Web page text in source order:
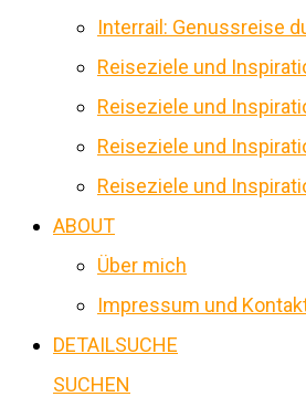
Interrail: Genussreise
Reiseziele und
Reiseziele und
Reiseziele und
Reiseziele und
ABOUT
Über mich
Impressum und
DETAILSUCHE
SUCHEN